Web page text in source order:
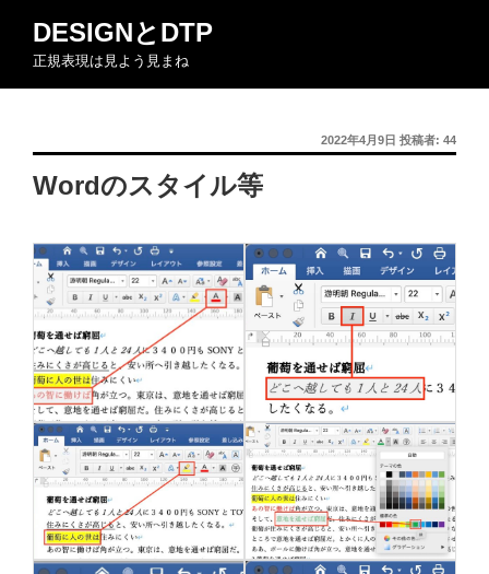
ン
DESIGNとDTP
正規表現は見よう見まね
投
稿
2022年4月9日 投稿者: 44
Wordのスタイル等